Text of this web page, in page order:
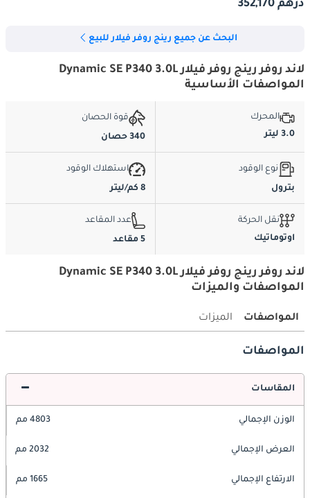
درهم 352,170
البحث عن جميع رينج روفر فيلار للبيع
لاند روفر رينج روفر فيلار Dynamic SE P340 3.0L
المواصفات الأساسية
المحرك
3.0 ليتر
قوة الحصان
340 حصان
نوع الوقود
بترول
استهلاك الوقود
8 كم/ليتر
نقل الحركة
اوتوماتيك
عدد المقاعد
5 مقاعد
لاند روفر رينج روفر فيلار Dynamic SE P340 3.0L
المواصفات والميزات
المواصفات الميزات
المواصفات
المقاسات
الوزن الإجمالي 4803 مم
العرض الإجمالي 2032 مم
الارتفاع الإجمالي 1665 مم